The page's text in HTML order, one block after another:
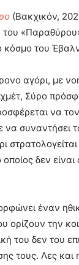
(Βακχικόν,
του
κόσμο του
αγόρι, με
Σύρο
να
να συναντήσει
δεν
έναν
ορίζουν την
του δεν του
τους. Λες και